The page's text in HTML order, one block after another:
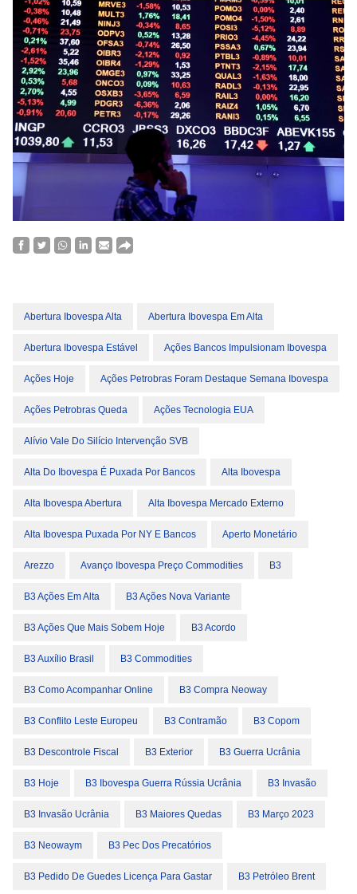
Abertura Ibovespa Alta Abertura Ibovespa Em Alta
Abertura Ibovespa Estável Ações Bancos Impulsionam Ibovespa
Ações Hoje Ações Petrobras Foram Destaque Semana Ibovespa
Ações Petrobras Queda Ações Tecnologia EUA
Alívio Vale Do Silício Intervenção SVB
Alta Do Ibovespa É Puxada Por Bancos Alta Ibovespa
Alta Ibovespa Abertura Alta Ibovespa Mercado Externo
Alta Ibovespa Puxada Por NY E Bancos Aperto Monetário
Arezzo Avanço Ibovespa Preço Commodities B3
B3 Ações Em Alta B3 Ações Nova Variante
B3 Ações Que Mais Sobem Hoje B3 Acordo
B3 Auxílio Brasil B3 Commodities
B3 Como Acompanhar Online B3 Compra Neoway
B3 Conflito Leste Europeu B3 Contramão B3 Copom
B3 Descontrole Fiscal B3 Exterior B3 Guerra Ucrânia
B3 Hoje B3 Ibovespa Guerra Rússia Ucrânia B3 Invasão
B3 Invasão Ucrânia B3 Maiores Quedas B3 Março 2023
B3 Neowaym B3 Pec Dos Precatórios
B3 Pedido De Guedes Licença Para Gastar B3 Petróleo Brent